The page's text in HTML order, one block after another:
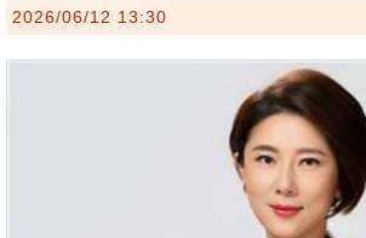
2026/06/12 13:30